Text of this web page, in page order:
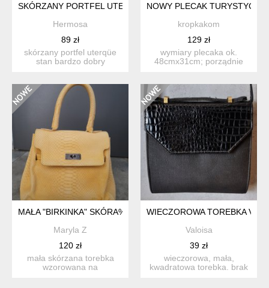
SKÓRZANY PORTFEL UTERQÜE
Hermosa
89 zł
skórzany portfel uterqüe
stan bardzo dobry
NOWY PLECAK
kropkakom
129 zł
wymiary plecaka ok.
48cmx31cm; porządnie
MAŁA "BIRKINKA" SKÓRA%%
Maryla Z
120 zł
mała skórzana torebka
wzorowana na
WIECZOROWA TOREBKA
Valoisa
39 zł
wieczorowa, mała,
kwadratowa torebka. brak